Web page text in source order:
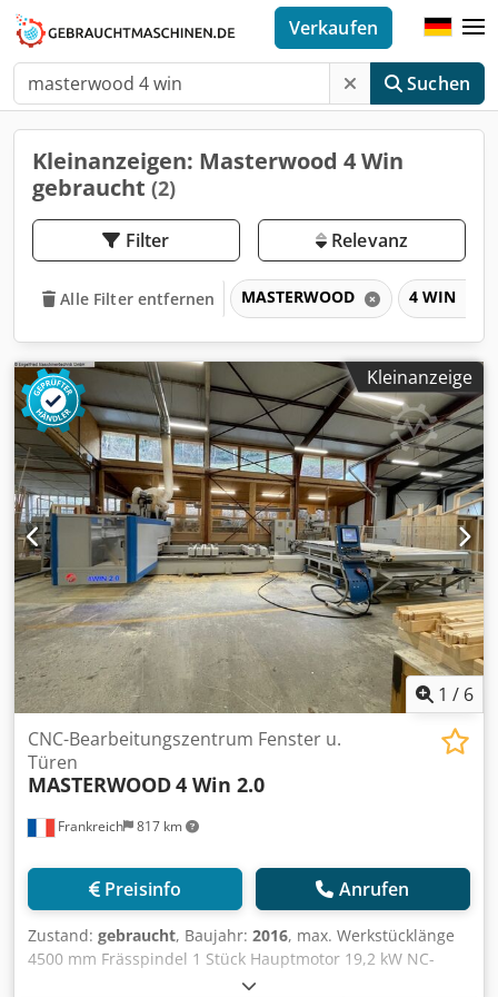
Suchen
Verkaufen
Kleinanzeigen: Masterwood 4 Win
gebraucht (2)
Filter Relevanz
Alle Filter entfernen MASTERWOOD 4 WIN
Kleinanzeige
1 / 6
Frankreich 817 km
CNC-Bearbeitungszentrum Fenster u.
Türen
MASTERWOOD4 Win 2.0
Preisinfo Anrufen
Zustand: gebraucht, Baujahr: 2016, max. Werkstücklänge
4500 mm Frässpindel 1 Stück Hauptmotor 19,2 kW NC-
Bearbeitungszentrum MASTERWOOD 4 WIN 2.0 mit